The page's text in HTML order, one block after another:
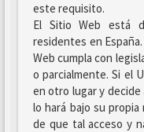
este requisito.
El Sitio Web está
residentes en
Web cumpla con
o parcialmente. Si el
en otro lugar y decide
lo hará bajo su
de que tal acceso y